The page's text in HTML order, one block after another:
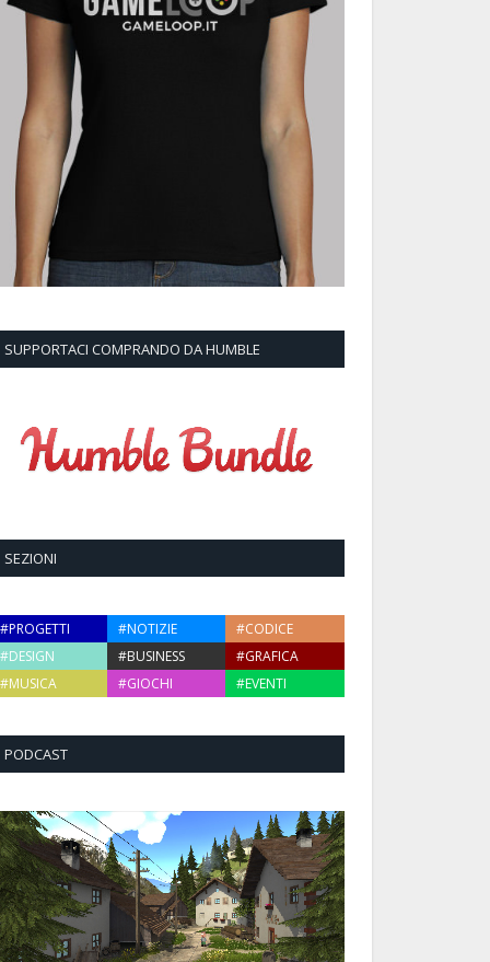
SUPPORTACI COMPRANDO DA HUMBLE
SEZIONI
#PROGETTI #NOTIZIE
#CODICE
#DESIGN
#BUSINESS
#GRAFICA
#MUSICA
#GIOCHI #EVENTI
PODCAST